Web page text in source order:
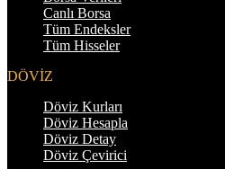
Canlı Borsa
Tüm Endeksler
Tüm Hisseler
DÖVİZ
Döviz Kurları
Döviz Hesapla
Döviz Detay
Döviz Çevirici